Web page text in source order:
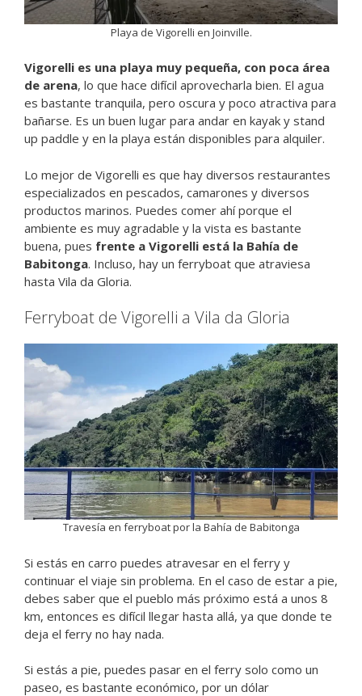
Playa de Vigorelli en Joinville.
Vigorelli es una playa muy pequeña, con poca área
de arena, lo que hace difícil aprovecharla bien. El agua
es bastante tranquila, pero oscura y poco atractiva para
bañarse. Es un buen lugar para andar en kayak y stand
up paddle y en la playa están disponibles para alquiler.
Lo mejor de Vigorelli es que hay diversos restaurantes
especializados en pescados, camarones y diversos
productos marinos. Puedes comer ahí porque el
ambiente es muy agradable y la vista es bastante
buena, pues frente a Vigorelli está la Bahía de
Babitonga. Incluso, hay un ferryboat que atraviesa
hasta Vila da Gloria.
Ferryboat de Vigorelli a Vila da Gloria
Travesía en ferryboat por la Bahía de Babitonga
Si estás en carro puedes atravesar en el ferry y
continuar el viaje sin problema. En el caso de estar a pie,
debes saber que el pueblo más próximo está a unos 8
km, entonces es difícil llegar hasta allá, ya que donde te
deja el ferry no hay nada.
Si estás a pie, puedes pasar en el ferry solo como un
paseo, es bastante económico, por un dólar